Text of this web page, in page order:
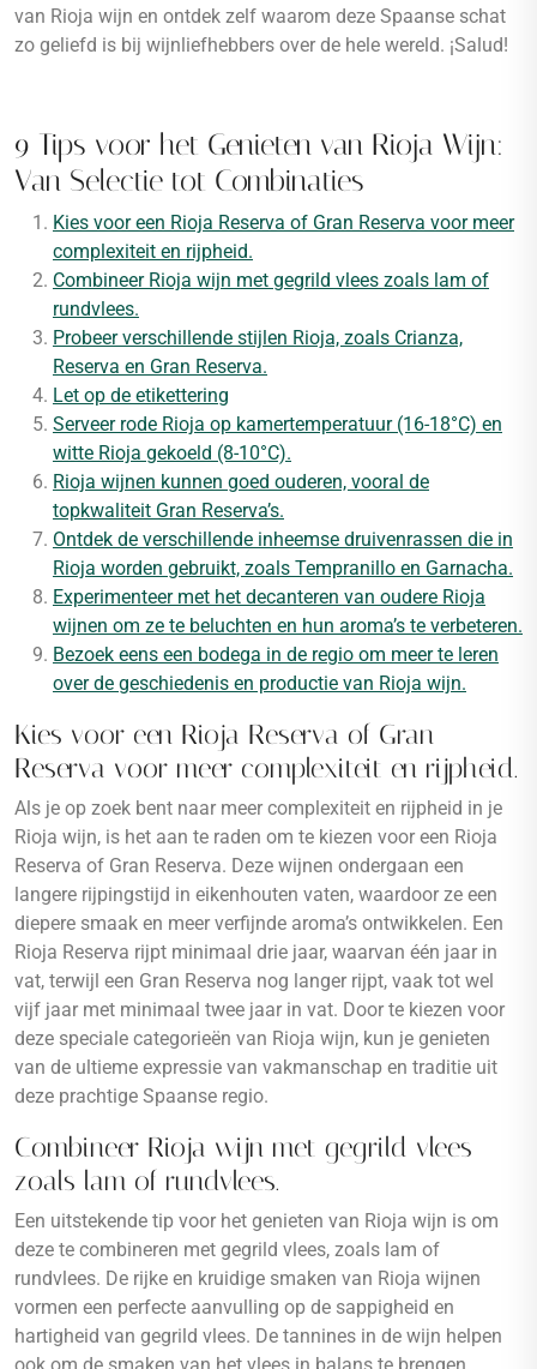
van Rioja wijn en ontdek zelf waarom deze Spaanse schat
zo geliefd is bij wijnliefhebbers over de hele wereld. ¡Salud!
9 Tips voor het Genieten van Rioja Wijn:
Van Selectie tot Combinaties
Kies voor een Rioja Reserva of Gran Reserva voor meer
complexiteit en rijpheid.
Combineer Rioja wijn met gegrild vlees zoals lam of
rundvlees.
Probeer verschillende stijlen Rioja, zoals Crianza,
Reserva en Gran Reserva.
Let op de etikettering
Serveer rode Rioja op kamertemperatuur (16-18°C) en
witte Rioja gekoeld (8-10°C).
Rioja wijnen kunnen goed ouderen, vooral de
topkwaliteit Gran Reserva’s.
Ontdek de verschillende inheemse druivenrassen die in
Rioja worden gebruikt, zoals Tempranillo en Garnacha.
Experimenteer met het decanteren van oudere Rioja
wijnen om ze te beluchten en hun aroma’s te verbeteren.
Bezoek eens een bodega in de regio om meer te leren
over de geschiedenis en productie van Rioja wijn.
Kies voor een Rioja Reserva of Gran
Reserva voor meer complexiteit en rijpheid.
Als je op zoek bent naar meer complexiteit en rijpheid in je
Rioja wijn, is het aan te raden om te kiezen voor een Rioja
Reserva of Gran Reserva. Deze wijnen ondergaan een
langere rijpingstijd in eikenhouten vaten, waardoor ze een
diepere smaak en meer verfijnde aroma’s ontwikkelen. Een
Rioja Reserva rijpt minimaal drie jaar, waarvan één jaar in
vat, terwijl een Gran Reserva nog langer rijpt, vaak tot wel
vijf jaar met minimaal twee jaar in vat. Door te kiezen voor
deze speciale categorieën van Rioja wijn, kun je genieten
van de ultieme expressie van vakmanschap en traditie uit
deze prachtige Spaanse regio.
Combineer Rioja wijn met gegrild vlees
zoals lam of rundvlees.
Een uitstekende tip voor het genieten van Rioja wijn is om
deze te combineren met gegrild vlees, zoals lam of
rundvlees. De rijke en kruidige smaken van Rioja wijnen
vormen een perfecte aanvulling op de sappigheid en
hartigheid van gegrild vlees. De tannines in de wijn helpen